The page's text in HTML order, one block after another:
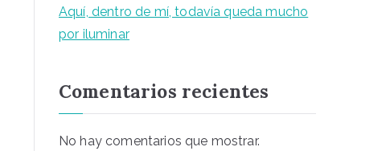
Aquí, dentro de mí, todavía queda mucho
por iluminar
Comentarios recientes
No hay comentarios que mostrar.